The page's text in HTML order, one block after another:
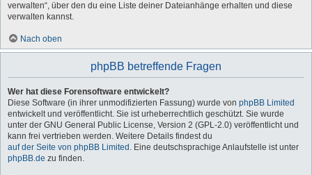
verwalten“, über den du eine Liste deiner Dateianhänge erhalten und diese
verwalten kannst.
Nach oben
phpBB betreffende Fragen
Wer hat diese Forensoftware entwickelt?
Diese Software (in ihrer unmodifizierten Fassung) wurde von phpBB Limited
entwickelt und veröffentlicht. Sie ist urheberrechtlich geschützt. Sie wurde
unter der GNU General Public License, Version 2 (GPL-2.0) veröffentlicht und
kann frei vertrieben werden. Weitere Details findest du
auf der Seite von phpBB Limited . Eine deutschsprachige Anlaufstelle ist unter
phpBB.de zu finden.